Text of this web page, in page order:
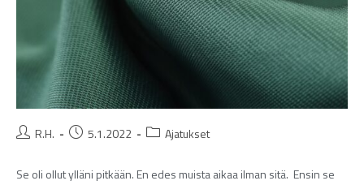
R.H. 5.1.2022 Ajatukset
Se oli ollut ylläni pitkään. En edes muista aikaa ilman sitä. Ensin se